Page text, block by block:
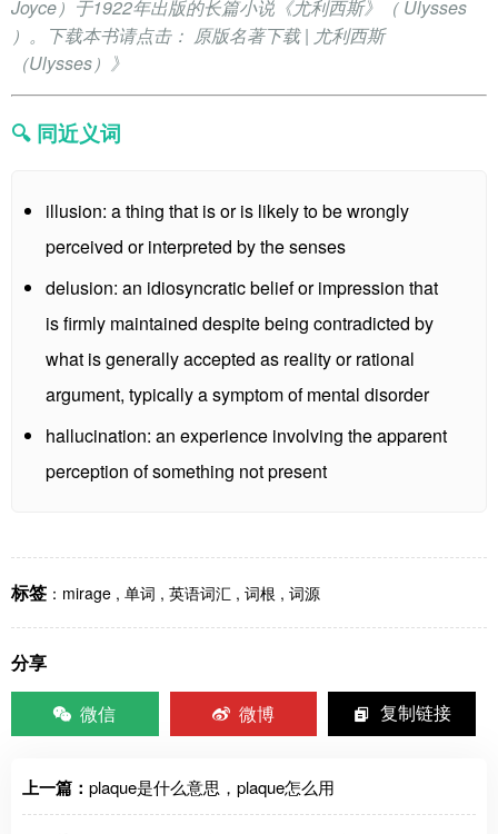
Joyce）于1922年出版的长篇小说《尤利西斯》（ Ulysses
）。下载本书请点击： 原版名著下载 | 尤利西斯
（Ulysses）》
🔍 同近义词
illusion: a thing that is or is likely to be wrongly
perceived or interpreted by the senses
delusion: an idiosyncratic belief or impression that
is firmly maintained despite being contradicted by
what is generally accepted as reality or rational
argument, typically a symptom of mental disorder
hallucination: an experience involving the apparent
perception of something not present
标签 ： mirage , 单词 , 英语词汇 , 词根 , 词源
分享
微信
微博 复制链接
上一篇： plaque是什么意思，plaque怎么用